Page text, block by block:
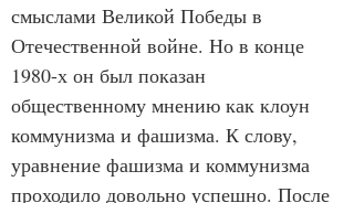
смыслами Великой Победы в
Отечественной войне. Но в конце
1980-х он был показан
общественному мнению как клоун
коммунизма и фашизма. К слову,
уравнение фашизма и коммунизма
проходило довольно успешно. После